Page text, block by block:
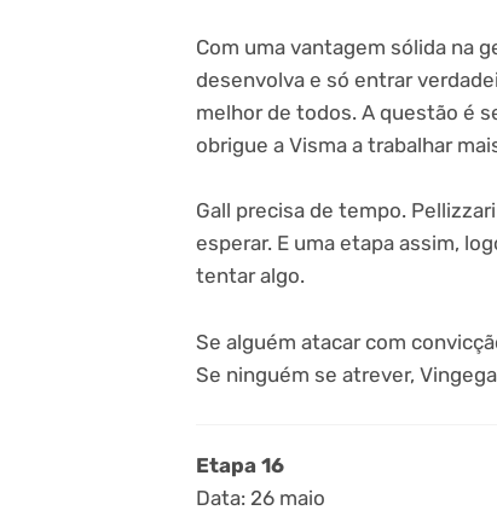
Com uma vantagem sólida na
desenvolva e só entrar
melhor de todos. A questão é
obrigue a Visma a trabalhar
Gall precisa de tempo.
esperar. E uma etapa assim,
tentar algo.
Se alguém atacar com
Se ninguém se atrever,
Etapa 16
Data: 26 maio